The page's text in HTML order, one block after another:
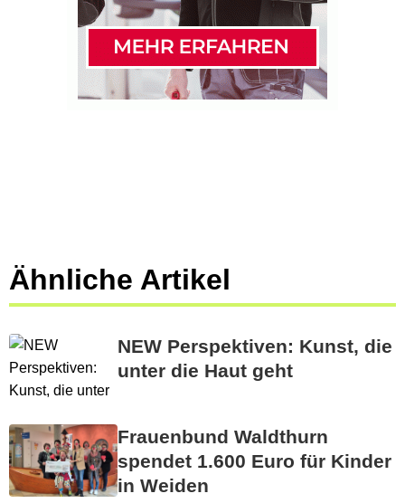
Ähnliche Artikel
NEW Perspektiven: Kunst, die
unter die Haut geht
Frauenbund Waldthurn
spendet 1.600 Euro für Kinder
in Weiden